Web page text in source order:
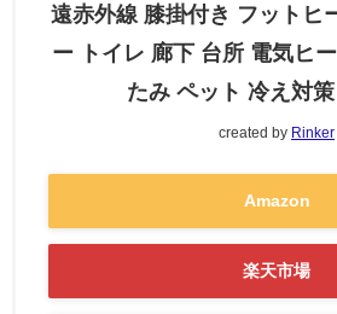
遠赤外線 膝掛付き フットヒ
ー トイレ 廊下 台所 電気ヒ
たみ ペット 冷え対
created by Rinker
Amazon
楽天市場